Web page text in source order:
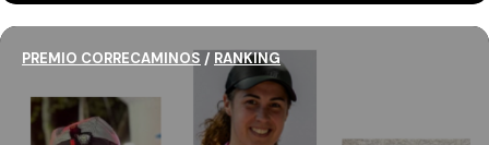
PREMIO CORRECAMINOS / RANKING